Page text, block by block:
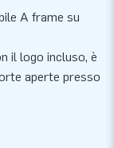
A frame su
il logo incluso, è
aperte presso